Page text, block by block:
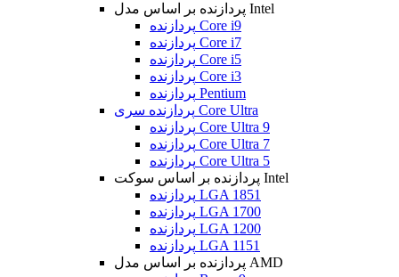
پردازنده بر اساس مدل Intel
پردازنده Core i9
پردازنده Core i7
پردازنده Core i5
پردازنده Core i3
پردازنده Pentium
پردازنده سری Core Ultra
پردازنده Core Ultra 9
پردازنده Core Ultra 7
پردازنده Core Ultra 5
پردازنده بر اساس سوکت Intel
پردازنده LGA 1851
پردازنده LGA 1700
پردازنده LGA 1200
پردازنده LGA 1151
پردازنده بر اساس مدل AMD